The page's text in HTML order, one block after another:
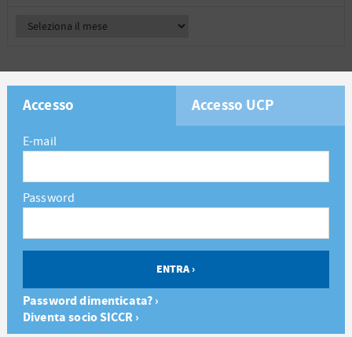
Accesso Accesso UCP
E-mail
Password
Password dimenticata? ›
Diventa socio SICCR ›